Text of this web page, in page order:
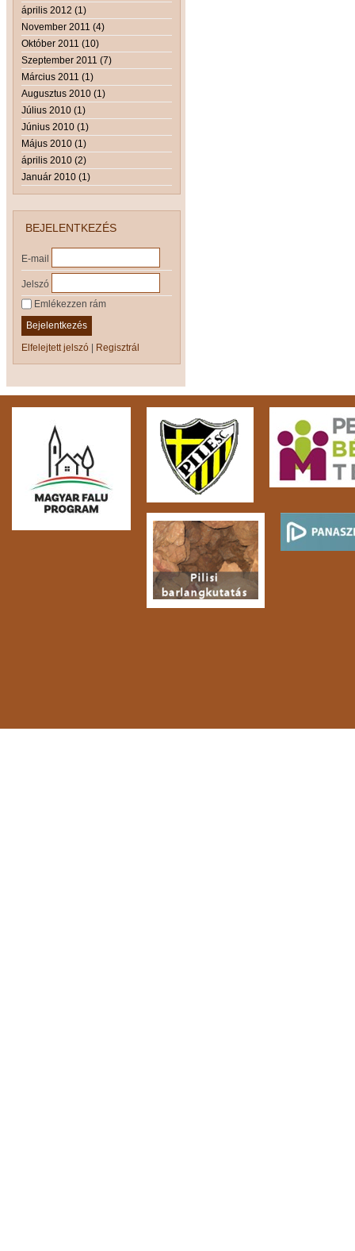
április 2012 (1)
November 2011 (4)
Október 2011 (10)
Szeptember 2011 (7)
Március 2011 (1)
Augusztus 2010 (1)
Július 2010 (1)
Június 2010 (1)
Május 2010 (1)
április 2010 (2)
Január 2010 (1)
BEJELENTKEZÉS
E-mail
Jelszó
Emlékezzen rám
Bejelentkezés
Elfelejtett jelszó | Regisztrál